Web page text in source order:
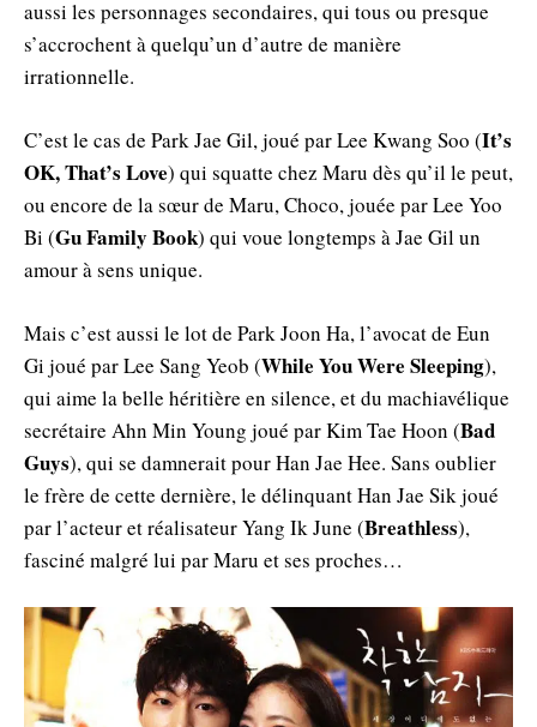
aussi les personnages secondaires, qui tous ou presque
s’accrochent à quelqu’un d’autre de manière
irrationnelle.
C’est le cas de Park Jae Gil, joué par Lee Kwang Soo (It’s
OK, That’s Love) qui squatte chez Maru dès qu’il le peut,
ou encore de la sœur de Maru, Choco, jouée par Lee Yoo
Bi (Gu Family Book) qui voue longtemps à Jae Gil un
amour à sens unique.
Mais c’est aussi le lot de Park Joon Ha, l’avocat de Eun
Gi joué par Lee Sang Yeob (While You Were Sleeping),
qui aime la belle héritière en silence, et du machiavélique
secrétaire Ahn Min Young joué par Kim Tae Hoon (Bad
Guys), qui se damnerait pour Han Jae Hee. Sans oublier
le frère de cette dernière, le délinquant Han Jae Sik joué
par l’acteur et réalisateur Yang Ik June (Breathless),
fasciné malgré lui par Maru et ses proches…